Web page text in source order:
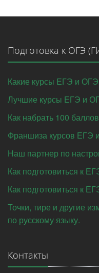
Подготовка к ОГЭ
Какие курсы ЕГЭ и
Лучшие курсы ЕГЭ и
Как набрать 100
Франшиза курсов ЕГЭ
Наш партнер по
Как подготовиться к
Как подготовиться к
Точки, тире и другие
по русскому языку.
Контакты